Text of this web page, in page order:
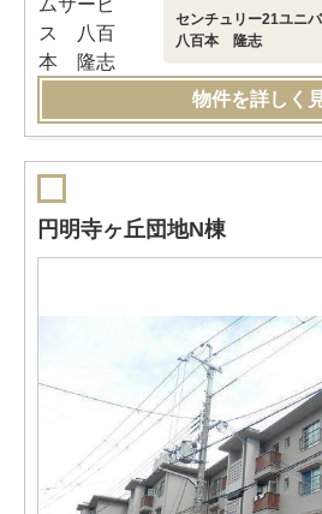
センチュリー21ユニ
八百本 隆志
物件を詳しく
円明寺ヶ丘団地N棟